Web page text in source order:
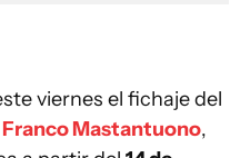
viernes el fichaje del
Franco Mastantuono,